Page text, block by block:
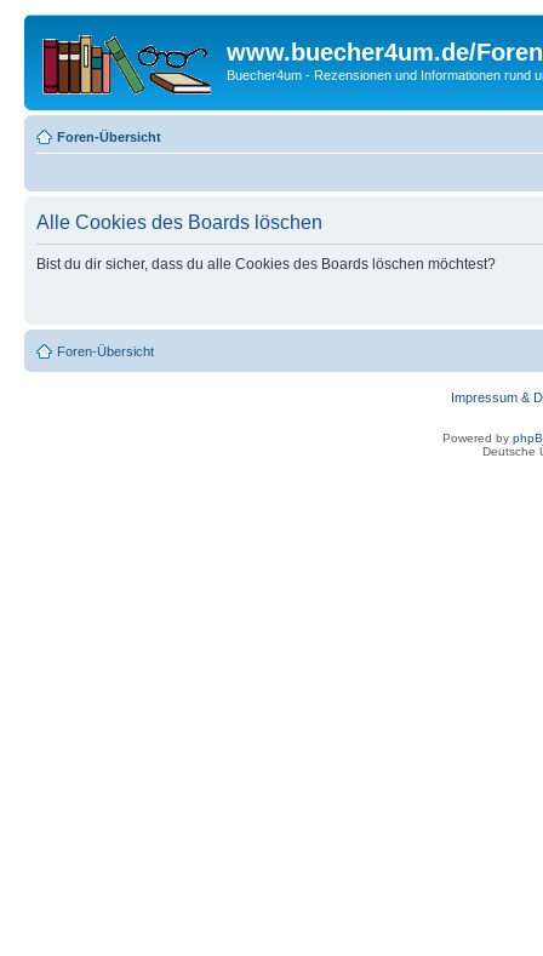
www.buecher4um.de/Foren
Buecher4um - Rezensionen und Informationen rund
Foren-Übersicht
Alle Cookies des Boards löschen
Bist du dir sicher, dass du alle Cookies des Boards löschen möchtest?
Foren-Übersicht
Impressum &
Powered by
Deutsche